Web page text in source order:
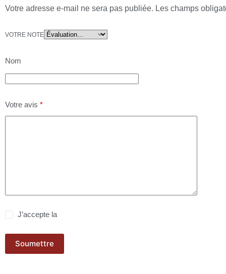
Votre adresse e-mail ne sera pas publiée. Les champs
VOTRE NOTE
Nom
Votre avis *
J’accepte la
Soumettre